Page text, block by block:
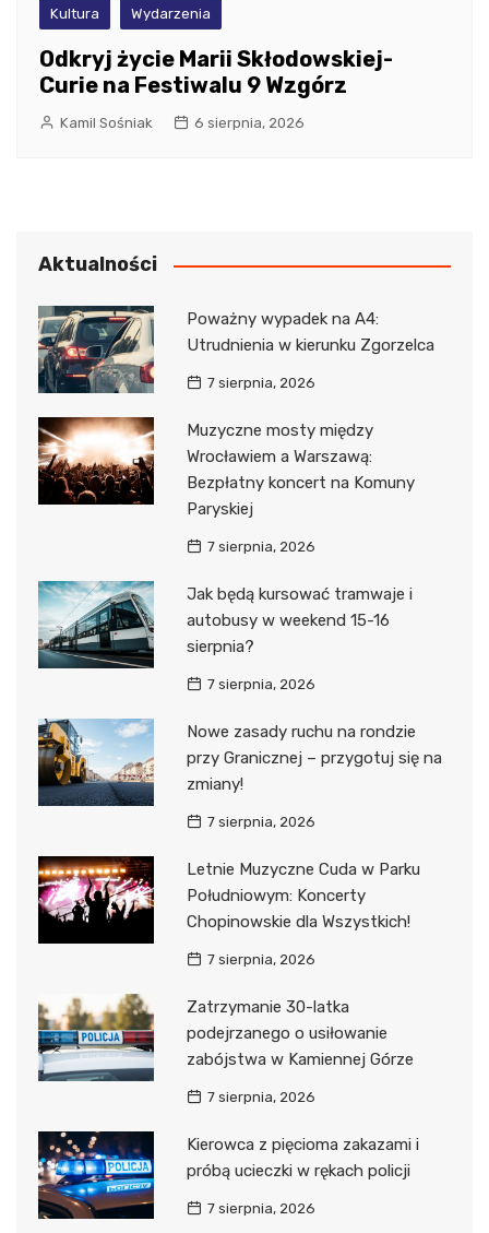
Kultura Wydarzenia
Odkryj życie Marii Skłodowskiej-
Curie na Festiwalu 9 Wzgórz
Kamil Sośniak 6 sierpnia, 2026
Aktualności
Poważny wypadek na A4:
Utrudnienia w kierunku Zgorzelca
7 sierpnia, 2026
Muzyczne mosty między
Wrocławiem a Warszawą:
Bezpłatny koncert na Komuny
Paryskiej
7 sierpnia, 2026
Jak będą kursować tramwaje i
autobusy w weekend 15-16
sierpnia?
7 sierpnia, 2026
Nowe zasady ruchu na rondzie
przy Granicznej – przygotuj się na
zmiany!
7 sierpnia, 2026
Letnie Muzyczne Cuda w Parku
Południowym: Koncerty
Chopinowskie dla Wszystkich!
7 sierpnia, 2026
Zatrzymanie 30-latka
podejrzanego o usiłowanie
zabójstwa w Kamiennej Górze
7 sierpnia, 2026
Kierowca z pięcioma zakazami i
próbą ucieczki w rękach policji
7 sierpnia, 2026